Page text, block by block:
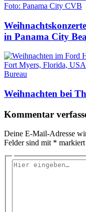
in Panama City
Weihnachten bei
Kommentar
Deine E-Mail-Adresse
Felder sind mit * markiert
Hier